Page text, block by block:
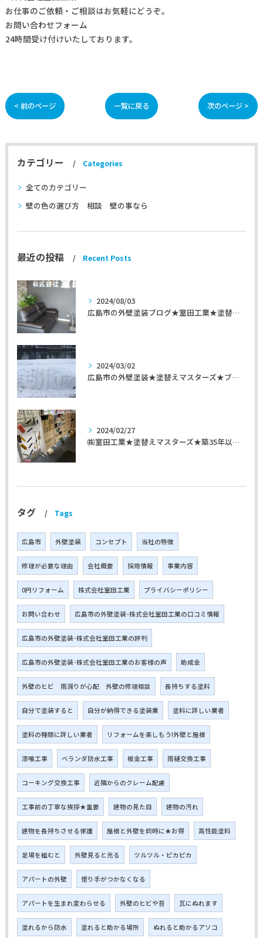
お仕事のご依頼・ご相談はお気軽にどうぞ。
お問い合わせフォーム
24時間受け付けいたしております。
< 前のページ 一覧に戻る 次のページ >
カテゴリー Categories
全てのカテゴリー
壁の色の選び方 相談 壁の事なら
最近の投稿 Recent Posts
2024/08/03
広島市の外壁塗装ブログ★室田工業★塗替えマスターズ★外壁リフォーム
2024/03/02
広島市の外壁塗装★塗替えマスターズ★ブログ「初めて家を手入れするのに」
2024/02/27
㈱室田工業★塗替えマスターズ★築35年以上のお宅の施工事例
タグ Tags
広島市 外壁塗装 コンセプト 当社の特徴
修理が必要な理由 会社概要 採用情報 事業内容
0円リフォーム 株式会社室田工業 プライバシーポリシー
お問い合わせ 広島市の外壁塗装･株式会社室田工業の口コミ情報
広島市の外壁塗装･株式会社室田工業の評判
広島市の外壁塗装･株式会社室田工業のお客様の声 助成金
外壁のヒビ 雨漏りが心配 外壁の修理相談 長持ちする塗料
自分で塗装すると 自分が納得できる塗装業 塗料に詳しい業者
塗料の種類に詳しい業者 リフォームを楽しもう!外壁と屋根
漆喰工事 ベランダ防水工事 板金工事 雨樋交換工事
コーキング交換工事 近隣からのクレーム配慮
工事前の丁寧な挨拶★重要 建物の見た目 建物の汚れ
建物を長持ちさせる保護 屋根と外壁を同時に★お得 高性能塗料
足場を組むと 外壁見ると光る ツルツル・ピカピカ
アパートの外壁 借り手がつかなくなる
アパートを生まれ変わらせる 外壁のヒビや苔 瓦にぬれます
塗れるから防水 塗れると助かる場所 ぬれると助かるアソコ